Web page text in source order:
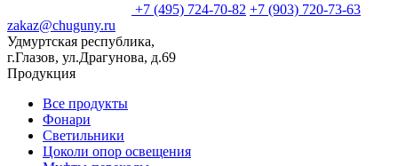
+7 (495) 724-70-82 +7 (903) 720-73-63
zakaz@chuguny.ru
Удмуртская республика,
г.Глазов, ул.Драгунова, д.69
Продукция
Все продукты
Фонари
Светильники
Цоколи опор освещения